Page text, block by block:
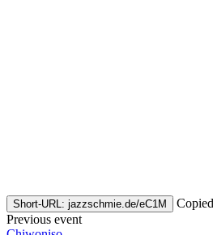
Short-URL: jazzschmie.de/eC1M
Previous event